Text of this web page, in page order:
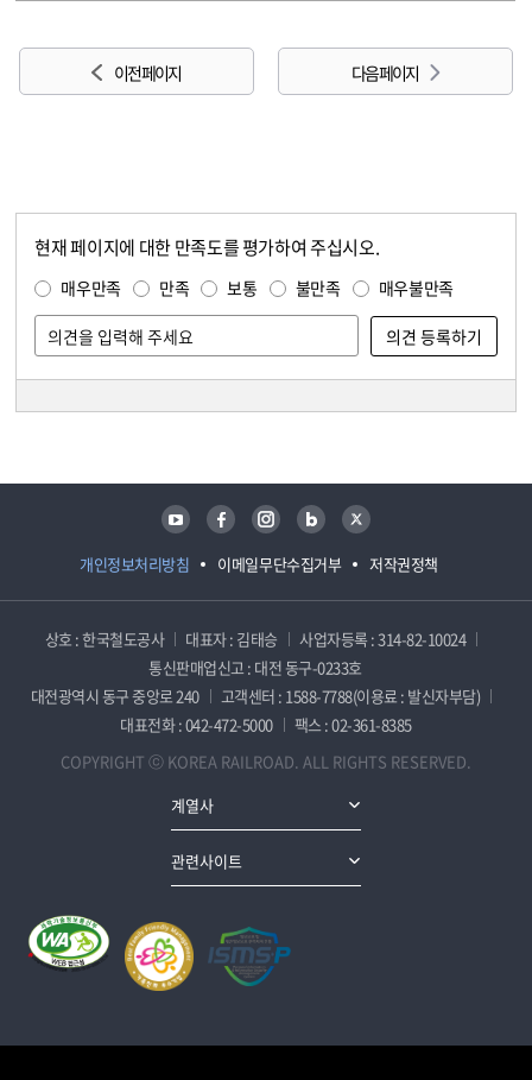
이전 페이지 다음 페이지
현재 페이지에 대한 만족도를 평가하여 주십시오.
매우만족 만족 보통 불만족 매우불만족
개인정보처리방침 이메일무단수집거부 저작권정책
유튜브 페이스북 인스타그램 블로그 트위터
상호 : 한국철도공사 대표자 : 김태승
사업자등록 : 314-82-10024
통신판매업신고 : 대전 동구-0233호
대전광역시 동구 중앙로 240
고객센터 : 1588-7788(이용료 : 발신자부담)
대표전화 : 042-472-5000
팩스 : 02-361-8385
COPYRIGHT ⓒ KOREA RAILROAD. ALL RIGHTS RESERVED.
계열사
관련사이트